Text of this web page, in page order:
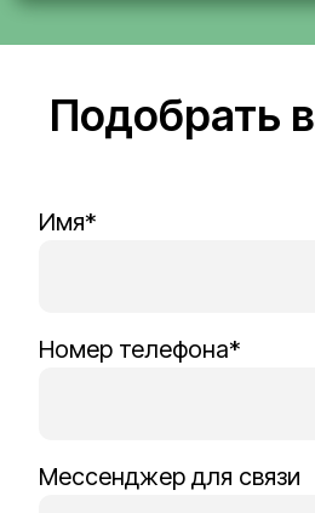
Подобрать
Имя*
Номер телефона*
Мессенджер для связи